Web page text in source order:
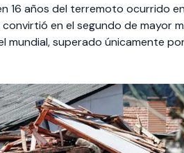
16 años del terremoto ocurrido
en el segundo de mayor
mundial, superado únicamente